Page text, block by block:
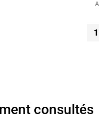
1
consultés